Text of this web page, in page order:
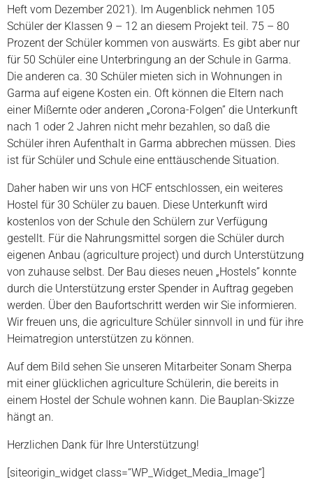
Heft vom Dezember 2021). Im Augenblick nehmen 105
Schüler der Klassen 9 – 12 an diesem Projekt teil. 75 – 80
Prozent der Schüler kommen von auswärts. Es gibt aber nur
für 50 Schüler eine Unterbringung an der Schule in Garma.
Die anderen ca. 30 Schüler mieten sich in Wohnungen in
Garma auf eigene Kosten ein. Oft können die Eltern nach
einer Mißernte oder anderen „Corona-Folgen” die Unterkunft
nach 1 oder 2 Jahren nicht mehr bezahlen, so daß die
Schüler ihren Aufenthalt in Garma abbrechen müssen. Dies
ist für Schüler und Schule eine enttäuschende Situation.
Daher haben wir uns von HCF entschlossen, ein weiteres
Hostel für 30 Schüler zu bauen. Diese Unterkunft wird
kostenlos von der Schule den Schülern zur Verfügung
gestellt. Für die Nahrungsmittel sorgen die Schüler durch
eigenen Anbau (agriculture project) und durch Unterstützung
von zuhause selbst. Der Bau dieses neuen „Hostels” konnte
durch die Unterstützung erster Spender in Auftrag gegeben
werden. Über den Baufortschritt werden wir Sie informieren.
Wir freuen uns, die agriculture Schüler sinnvoll in und für ihre
Heimatregion unterstützen zu können.
Auf dem Bild sehen Sie unseren Mitarbeiter Sonam Sherpa
mit einer glücklichen agriculture Schülerin, die bereits in
einem Hostel der Schule wohnen kann. Die Bauplan-Skizze
hängt an.
Herzlichen Dank für Ihre Unterstützung!
[siteorigin_widget class=“WP_Widget_Media_Image“]